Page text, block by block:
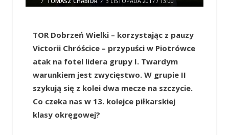
0 COMMENTS
TOR Dobrzeń Wielki – korzystając z pauzy
Victorii Chróścice – przypuści w Piotrówce
atak na fotel lidera grupy I. Twardym
warunkiem jest zwycięstwo. W grupie II
szykują się z kolei dwa mecze na szczycie.
Co czeka nas w 13. kolejce piłkarskiej
klasy okręgowej?